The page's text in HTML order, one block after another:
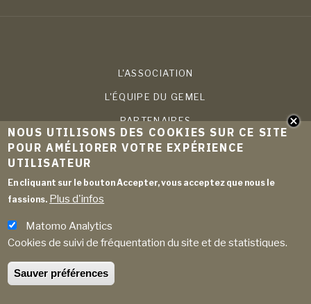
L'ASSOCIATION
L'ÉQUIPE DU GEMEL
PARTENAIRES
COMPÉTENCES
ARCHIVES
MENTIONS LÉGALES
NOUS UTILISONS DES COOKIES SUR CE SITE
POUR AMÉLIORER VOTRE EXPÉRIENCE
UTILISATEUR
En cliquant sur le bouton Accepter, vous acceptez que nous le
fassions. Plus d'infos
Matomo Analytics
Cookies de suivi de fréquentation du site et de statistiques.
Sauver préférences